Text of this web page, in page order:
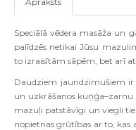
Speciālā vēdera masāža un
palīdzēs netikai Jūsu
to izraisītām sāpēm, bet arī
Daudziem jaundzimušiem
un uzkrāšanos kuņģa–zarnu
mazuļi patstāvīgi un viegli
nopietnas grūtības ar to, kas